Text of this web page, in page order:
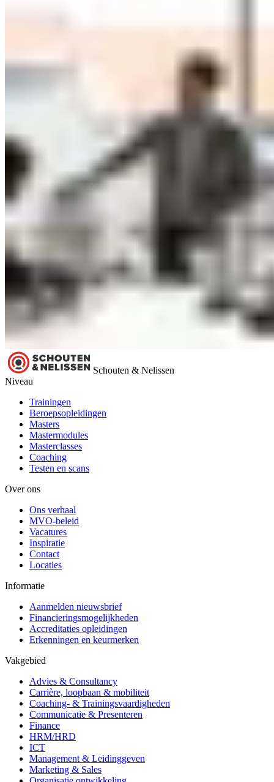
Schouten & Nelissen
Niveau
Trainingen
Beroepsopleidingen
Masters
Mastermodules
Masterclasses
Coaching
Testen en scans
Over ons
Ons verhaal
MVO-beleid
Vacatures
Inspiratie
Contact
Locaties
Informatie
Aanmelden nieuwsbrief
Financieringsmogelijkheden
Accreditaties opleidingen
Erkenningen en keurmerken
Vakgebied
Advies & Consultancy
Carrière, loopbaan & mobiliteit
Coaching- & Trainingsvaardigheden
Communicatie & Presenteren
Finance
HRM/HRD
ICT
Management & Leidinggeven
Marketing & Sales